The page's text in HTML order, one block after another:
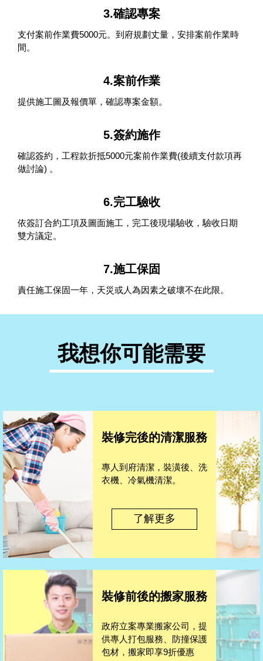
3.確認專案
支付案前作業費5000元。到府規劃丈量，安排案前作業時
間。
4.案前作業
提供施工圖及報價單，確認專案金額。
5.簽約施作
確認簽約，工程款折抵5000元案前作業費(後續支付款項再
做討論) 。
6.完工驗收
依簽訂合約工項及圖面施工，完工後現場驗收，驗收日期
雙方議定。
7.施工保固
責任施工保固一年，天災或人為因素之破壞不在此限。
我想你可能需要
裝修完後的清潔服務
專人到府清潔，裝潢後、洗
衣機、冷氣機清潔。
了解更多
裝修前後的搬家服務
政府立案專業搬家公司，提
供專人打包服務、防撞保護
包材，搬家即享9折優惠